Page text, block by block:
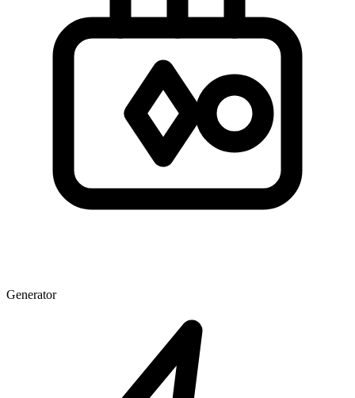
Generator